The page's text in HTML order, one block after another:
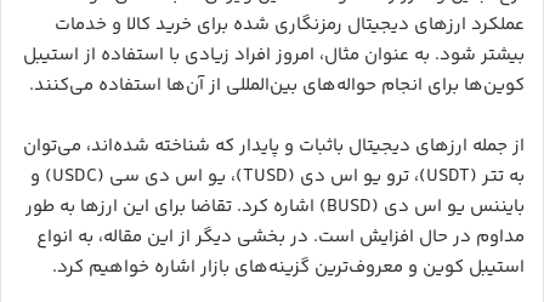
عملکرد ارزهای دیجیتال رمزنگاری شده برای خرید کالا و خدمات
بیشتر شود. به عنوان مثال، امروز افراد زیادی با استفاده از استیبل
کوین‌ها برای انجام حواله‌های بین‌المللی از آن‌ها استفاده می‌کنند.
از جمله ارزهای دیجیتال باثبات و پایدار که شناخته شده‌اند، می‌توان
به تتر (USDT)، ترو یو اس دی (TUSD)، یو اس دی سی (USDC) و
بایننس یو اس دی (BUSD) اشاره کرد. تقاضا برای این ارزها به طور
مداوم در حال افزایش است. در بخشی دیگر از این مقاله، به انواع
استیبل کوین و معروف‌ترین گزینه‌های بازار اشاره خواهیم کرد.